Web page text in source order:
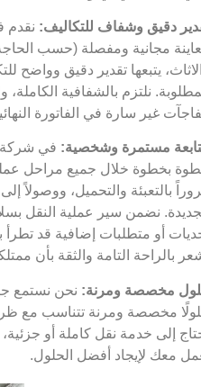
دقيق وشفاف للتكاليف:
مجانية ومفصلة (حسب
يتبعها تقدير دقيق وواضح
نلتزم بالشفافية
غير سارة في الفاتورة
مستمرة وشخصية: في شركة
بخطوة خلال جميع مراحل
بالتعبئة والتحميل، ووصولاً
نضمن سير عملية النقل
أو متطلبات إضافية قد تطرأ
بالراحة التامة والثقة بأن
مخصصة ومرنة: نحن نستمع
مخصصة ومرنة تتناسب مع
إلى خدمة نقل كاملة أو
معك لإيجاد أفضل الحلول.